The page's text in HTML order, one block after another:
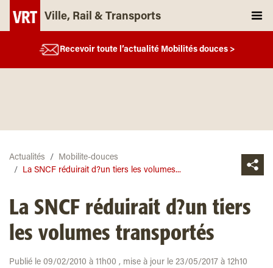
Ville, Rail & Transports
Recevoir toute l’actualité Mobilités douces >
Actualités
Mobilite-douces
La SNCF réduirait d?un tiers les volumes...
La SNCF réduirait d?un tiers
les volumes transportés
Publié le 09/02/2010 à 11h00 , mise à jour le 23/05/2017 à 12h10